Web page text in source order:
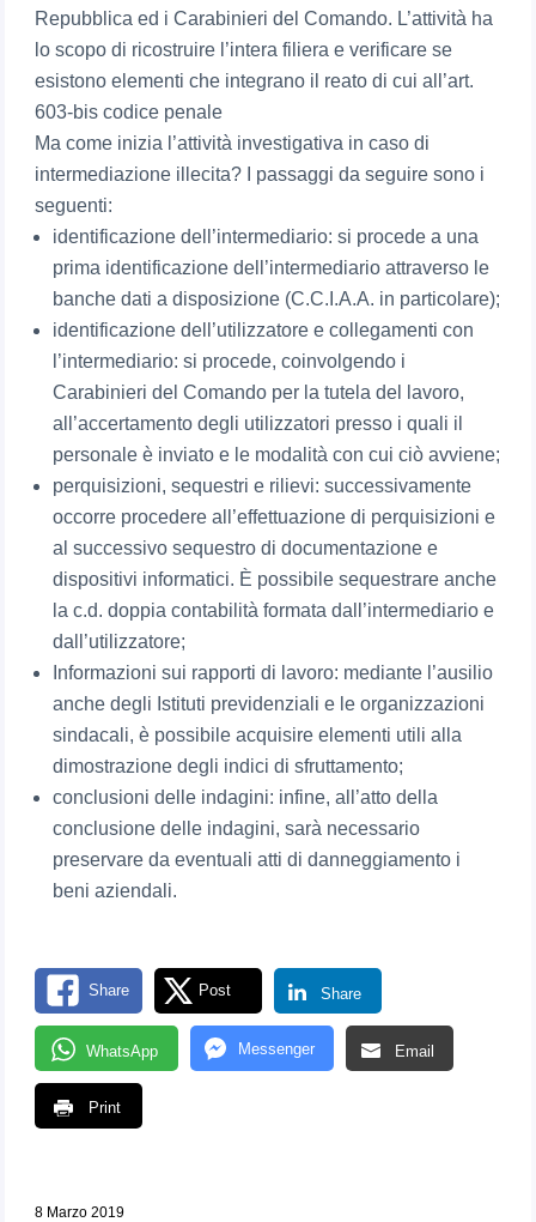
Repubblica ed i Carabinieri del Comando. L’attività ha
lo scopo di ricostruire l’intera filiera e verificare se
esistono elementi che integrano il reato di cui all’art.
603-bis codice penale
Ma come inizia l’attività investigativa in caso di
intermediazione illecita? I passaggi da seguire sono i
seguenti:
identificazione dell’intermediario: si procede a una
prima identificazione dell’intermediario attraverso le
banche dati a disposizione (C.C.I.A.A. in particolare);
identificazione dell’utilizzatore e collegamenti con
l’intermediario: si procede, coinvolgendo i
Carabinieri del Comando per la tutela del lavoro,
all’accertamento degli utilizzatori presso i quali il
personale è inviato e le modalità con cui ciò avviene;
perquisizioni, sequestri e rilievi: successivamente
occorre procedere all’effettuazione di perquisizioni e
al successivo sequestro di documentazione e
dispositivi informatici. È possibile sequestrare anche
la c.d. doppia contabilità formata dall’intermediario e
dall’utilizzatore;
Informazioni sui rapporti di lavoro: mediante l’ausilio
anche degli Istituti previdenziali e le organizzazioni
sindacali, è possibile acquisire elementi utili alla
dimostrazione degli indici di sfruttamento;
conclusioni delle indagini: infine, all’atto della
conclusione delle indagini, sarà necessario
preservare da eventuali atti di danneggiamento i
beni aziendali.
Share Post Share
WhatsApp Messenger Email
Print
8 Marzo 2019